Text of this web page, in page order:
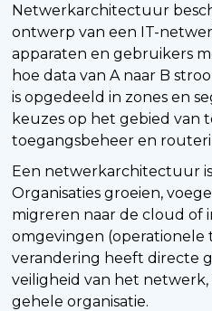
Netwerkarchitectuur
ontwerp van een IT-
apparaten en gebruikers
hoe data van A naar B
is opgedeeld in zones en
keuzes op het gebied van
toegangsbeheer en
Een netwerkarchitectuur
Organisaties groeien,
migreren naar de cloud of
omgevingen (operationele
verandering heeft directe
veiligheid van het
gehele organisatie.